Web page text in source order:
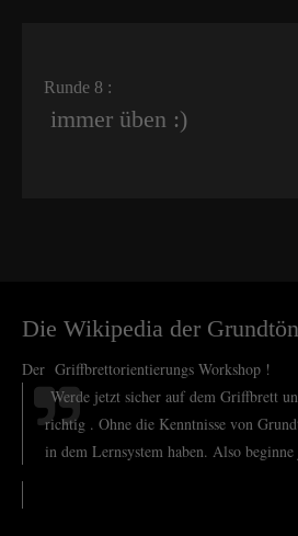
Runde 8 :
immer üben :)
Die Wikipedia der
Der Griffbrettorientierungs Workshop !
Werde jetzt sicher auf dem Griffbrett
richtig . Ohne die Kenntnisse von
in dem Lernsystem haben. Also